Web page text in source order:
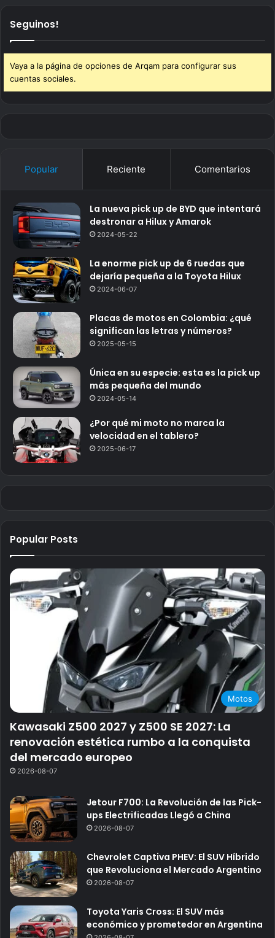
Seguinos!
Vaya a la página de opciones de Arqam para configurar sus
cuentas sociales.
Popular Reciente Comentarios
La nueva pick up de BYD que intentará
destronar a Hilux y Amarok
2024-05-22
La enorme pick up de 6 ruedas que
dejaría pequeña a la Toyota Hilux
2024-06-07
Placas de motos en Colombia: ¿qué
significan las letras y números?
2025-05-15
Única en su especie: esta es la pick up
más pequeña del mundo
2024-05-14
¿Por qué mi moto no marca la
velocidad en el tablero?
2025-06-17
Popular Posts
Motos
Kawasaki Z500 2027 y Z500 SE 2027: La
renovación estética rumbo a la conquista
del mercado europeo
2026-08-07
Jetour F700: La Revolución de las Pick-
ups Electrificadas Llegó a China
2026-08-07
Chevrolet Captiva PHEV: El SUV Híbrido
que Revoluciona el Mercado Argentino
2026-08-07
Toyota Yaris Cross: El SUV más
económico y prometedor en Argentina